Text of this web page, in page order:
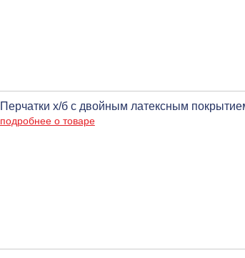
Перчатки х/б с двойным латексным
подробнее о товаре